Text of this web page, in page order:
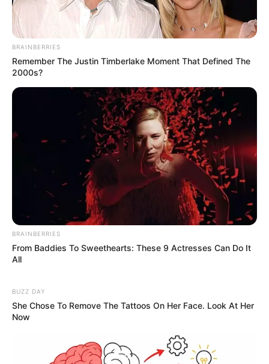
BRAINBERRIES
Remember The Justin Timberlake Moment That Defined The
2000s?
BRAINBERRIES
From Baddies To Sweethearts: These 9 Actresses Can Do It
All
BUZZ DAY
She Chose To Remove The Tattoos On Her Face. Look At Her
Now